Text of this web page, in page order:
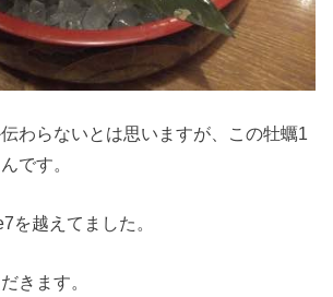
わらないとは思いますが、この牡蠣1
です。
を越えてました。
きます。